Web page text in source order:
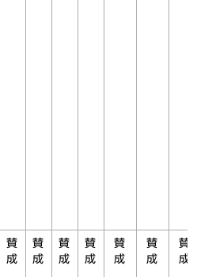
賛
成
賛
成
賛
成
賛
成
賛
成
賛
成
賛
成